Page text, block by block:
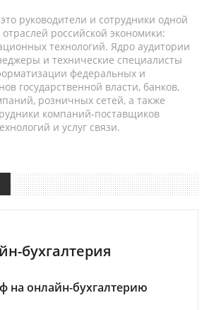
руководители и сотрудники одной
российской экономики:
технологий. Ядро аудитории
и технические специалисты
федеральных и
государственной власти, банков,
розничных сетей, а также
компаний-поставщиков
и услуг связи.
бухгалтерия
на онлайн-бухгалтерию